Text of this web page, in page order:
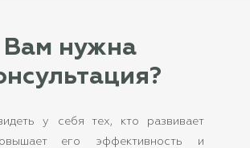
Вам нужна
у себя тех, кто развивает
его эффективность и